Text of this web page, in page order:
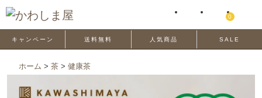
0
キャンペーン 送料無料 人気商品 SALE
ホーム > 茶 > 健康茶